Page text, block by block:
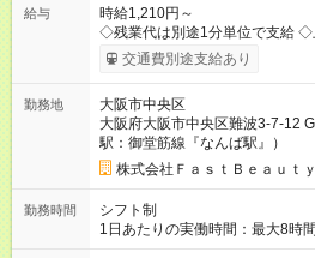
給与
時給1,210円～
◇残業代は別途1分単位で支給 ◇
月インセンティブポイント付与
じてインセンティブポイントを
理美容師手当あり 研修期間6ヶ月間は以下給与のみ変更あり 時
給1180円 ※交通費支給（全額支給） ※給与に関しては2025年度
の最低賃金を反映済み ※各都道
期によっては変動の可能性あり
せください 【試用期間】試用
交通費別途支給あり
勤務地
大阪市中央区
大阪府大阪市中央区難波3-7-12
駅：御堂筋線『なんば駅』）
株式会社ＦａｓｔＢｅａｕｔｙ
勤務時間
シフト制
1日あたりの実働時間：最大8時
2日～、1日5時間～OK シフトは